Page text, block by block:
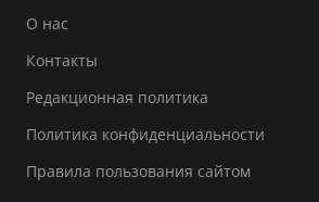
О нас
Контакты
Редакционная политика
Политика конфиденциальности
Правила пользования сайтом